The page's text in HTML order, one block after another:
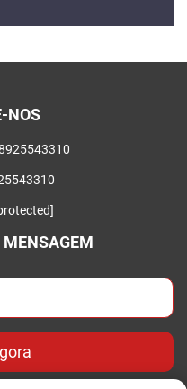
NOS